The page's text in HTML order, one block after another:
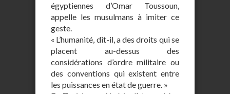
égyptiennes d’Omar Toussoun,
appelle les musulmans à imiter ce
geste.
« L’humanité, dit-il, a des droits qui se
placent au-dessus des
considérations d’ordre militaire ou
des conventions qui existent entre
les puissances en état de guerre. »